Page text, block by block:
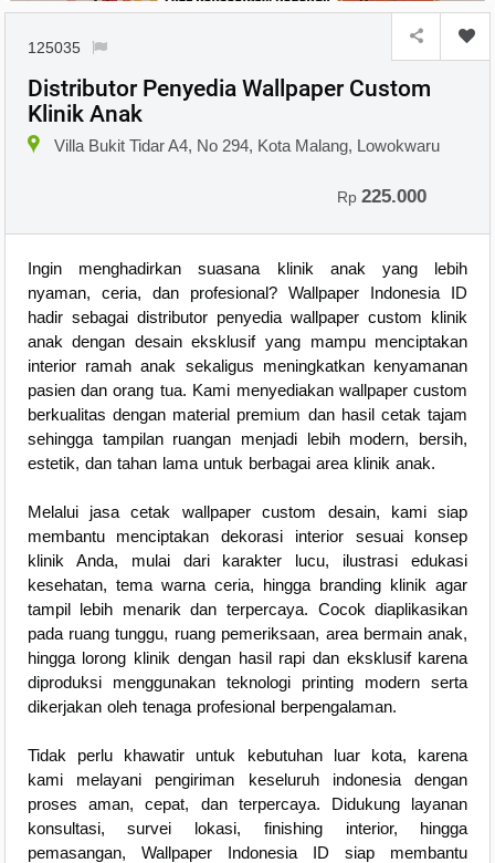
125035
Distributor Penyedia Wallpaper Custom
Klinik Anak
Villa Bukit Tidar A4, No 294, Kota Malang, Lowokwaru
Rp225.000
Ingin menghadirkan suasana klinik anak yang lebih
nyaman, ceria, dan profesional? Wallpaper Indonesia ID
hadir sebagai distributor penyedia wallpaper custom klinik
anak dengan desain eksklusif yang mampu menciptakan
interior ramah anak sekaligus meningkatkan kenyamanan
pasien dan orang tua. Kami menyediakan wallpaper custom
berkualitas dengan material premium dan hasil cetak tajam
sehingga tampilan ruangan menjadi lebih modern, bersih,
estetik, dan tahan lama untuk berbagai area klinik anak.
Melalui jasa cetak wallpaper custom desain, kami siap
membantu menciptakan dekorasi interior sesuai konsep
klinik Anda, mulai dari karakter lucu, ilustrasi edukasi
kesehatan, tema warna ceria, hingga branding klinik agar
tampil lebih menarik dan terpercaya. Cocok diaplikasikan
pada ruang tunggu, ruang pemeriksaan, area bermain anak,
hingga lorong klinik dengan hasil rapi dan eksklusif karena
diproduksi menggunakan teknologi printing modern serta
dikerjakan oleh tenaga profesional berpengalaman.
Tidak perlu khawatir untuk kebutuhan luar kota, karena
kami melayani pengiriman keseluruh indonesia dengan
proses aman, cepat, dan terpercaya. Didukung layanan
konsultasi, survei lokasi, finishing interior, hingga
pemasangan, Wallpaper Indonesia ID siap membantu